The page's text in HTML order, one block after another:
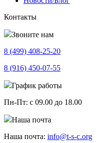
Контакты
Звоните нам
8 (499) 408-25-20
8 (916) 450-07-55
График работы
Пн-Пт: с 09.00 до 18.00
Наша почта
Наша почта: info@t-s-c.org